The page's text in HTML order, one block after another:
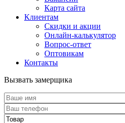
Карта сайта
Клиентам
Скидки и акции
Онлайн-калькулятор
Вопрос-ответ
Оптовикам
Контакты
Вызвать замерщика